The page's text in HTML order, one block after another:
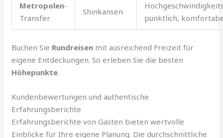
Metropolen-
Transfer
Shinkansen
pünktlich,
Buchen Sie Rundreisen mit ausreichend Freizeit für
eigene Entdeckungen. So erleben Sie die besten
Höhepunkte.
Kundenbewertungen und authentische
Erfahrungsberichte
Erfahrungsberichte von Gästen bieten wertvolle
Einblicke für Ihre eigene Planung. Die durchschnittliche